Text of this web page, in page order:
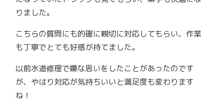
りました。
こちらの質問にも的確に親切に対応してもらい、作業
も丁寧でとても好感が持てました。
以前水道修理で嫌な思いをしたことがあったのです
が、やはり対応が気持ちいいと満足度も変わります
ね！